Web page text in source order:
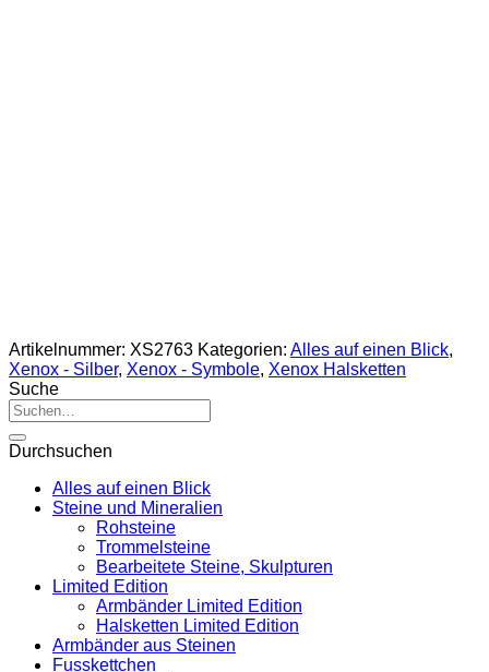
Artikelnummer: XS2763 Kategorien: Alles auf einen Blick,
Xenox - Silber, Xenox - Symbole, Xenox Halsketten
Suche
Suche
nach:
Durchsuchen
Alles auf einen Blick
Steine und Mineralien
Rohsteine
Trommelsteine
Bearbeitete Steine, Skulpturen
Limited Edition
Armbänder Limited Edition
Halsketten Limited Edition
Armbänder aus Steinen
Fusskettchen